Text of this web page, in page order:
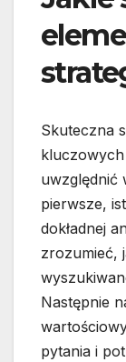
Skuteczna
uwzględnić
pierwsze,
dokładnej
zrozumieć,
Następnie
pytania i